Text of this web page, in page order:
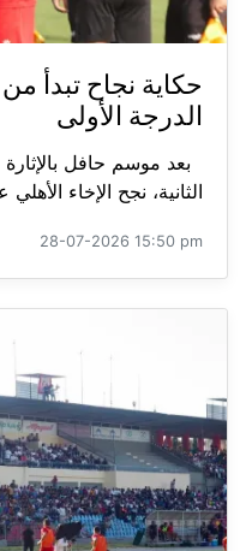
حكاية نجاح تبدأ
الدرجة الأولى
بعد موسم حافل
الثانية، نجح الإخاء
28-07-2026 15:50 pm